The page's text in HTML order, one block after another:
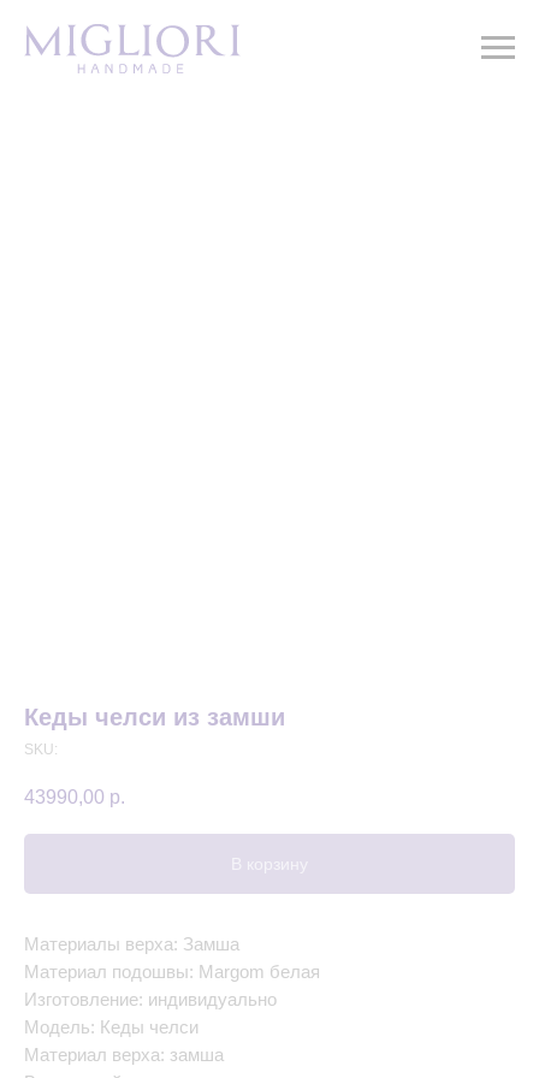
Кеды челси из замши
SKU:
43990,00 р.
В корзину
Материалы верха: Замша
Материал подошвы: Margom белая
Изготовление: индивидуально
Модель: Кеды челси
Материал верха: замша